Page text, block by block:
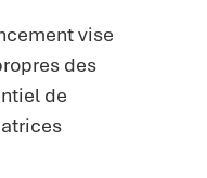
vise
des
de